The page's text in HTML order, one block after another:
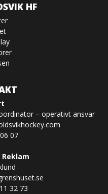
HF
– operativt ansvar
07
32 73